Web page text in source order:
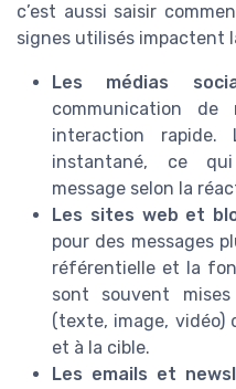
c’est aussi saisir
signes utilisés impactent
Les médias
communication
interaction
instantané, ce
message selon la
Les sites web et
pour des messages
référentielle et la
sont souvent
(texte, image,
et à la cible.
Les emails et